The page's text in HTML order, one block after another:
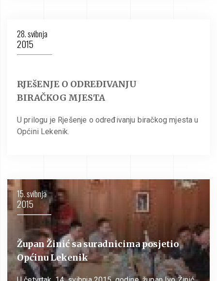
28. svibnja
2015
RJEšENJE O ODREĐIVANJU
BIRAČKOG MJESTA
U prilogu je Rješenje o određivanju biračkog mjesta u
Općini Lekenik.
15. svibnja
2015
Župan Žinić sa suradnicima posjetio
Općinu Lekenik